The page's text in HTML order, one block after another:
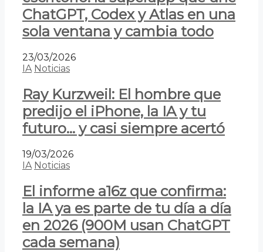
ChatGPT, Codex y Atlas en una
sola ventana y cambia todo
23/03/2026
IA Noticias
Ray Kurzweil: El hombre que
predijo el iPhone, la IA y tu
futuro… y casi siempre acertó
19/03/2026
IA Noticias
El informe a16z que confirma:
la IA ya es parte de tu día a día
en 2026 (900M usan ChatGPT
cada semana)